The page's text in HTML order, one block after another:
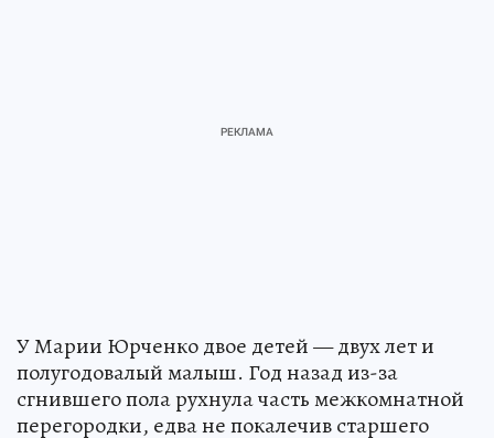
У Марии Юрченко двое детей — двух лет и
полугодовалый малыш. Год назад из-за
сгнившего пола рухнула часть межкомнатной
перегородки, едва не покалечив старшего